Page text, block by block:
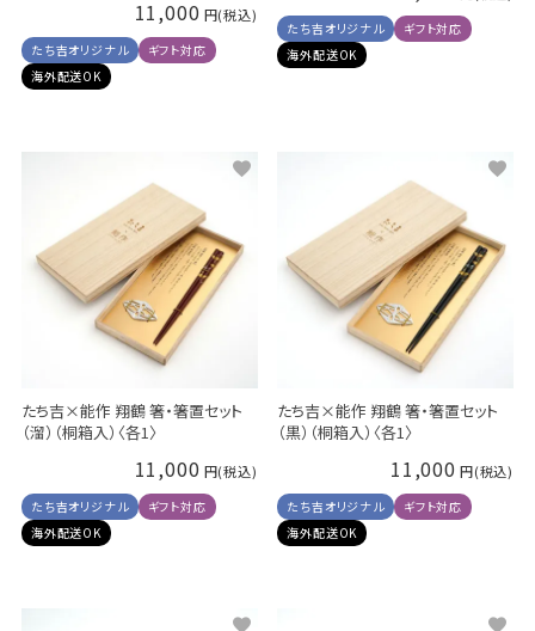
11,000
たち吉オリジナル
ギフト対応
海外配送OK
たち吉オリジナル
ギフト対応
海外配送OK
たち吉×能作 翔鶴 箸・箸置セット
（溜）（桐箱入）〈各1〉
11,000
たち吉オリジナル
ギフト対応
海外配送OK
たち吉×能作 翔鶴 箸・箸置セット
（黒）（桐箱入）〈各1〉
11,000
たち吉オリジナル
ギフト対応
海外配送OK